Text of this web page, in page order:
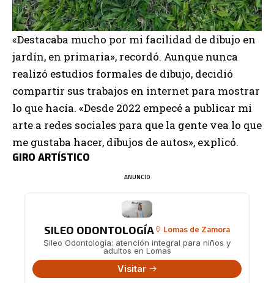
«Destacaba mucho por mi facilidad de dibujo en
jardín, en primaria», recordó. Aunque nunca
realizó estudios formales de dibujo, decidió
compartir sus trabajos en internet para mostrar
lo que hacía. «Desde 2022 empecé a publicar mi
arte a redes sociales para que la gente vea lo que
me gustaba hacer, dibujos de autos», explicó.
GIRO ARTÍSTICO
ANUNCIO
SILEO ODONTOLOGÍA Lomas de Zamora
Sileo Odontología: atención integral para niños y
adultos en Lomas
Visitar